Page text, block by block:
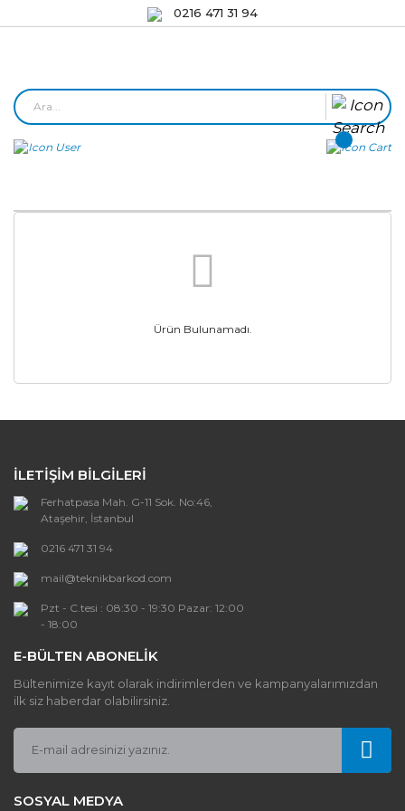
0216 471 31 94
Ürün Bulunamadı.
İLETİŞİM BİLGİLERİ
Ferhatpasa Mah. G-11 Sok. No:46,
Ataşehir, İstanbul
0216 471 31 94
mail@teknikbarkod.com
Pzt - C.tesi : 08:30 - 19:30 Pazar: 12:00
- 18:00
E-BÜLTEN ABONELİK
Bültenimize kayıt olarak indirimlerden ve kampanyalarımızdan
ilk siz haberdar olabilirsiniz.
SOSYAL MEDYA